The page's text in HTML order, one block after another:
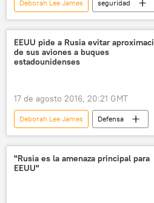
Deborah Lee James seguridad
Internacional
política
América del Norte
Departamento de Defensa de EEUU
Armada de EEUU
noticias
EEUU pide a Rusia evitar
de sus aviones a buques
estadounidenses
17 de agosto 2016, 20:21 GMT
Deborah Lee James
Defensa
Internacional
Rusia
América del Norte
EEUU
buques
"Rusia es la amenaza principal para
EEUU"